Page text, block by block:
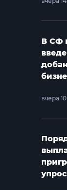
В СФ
вчера